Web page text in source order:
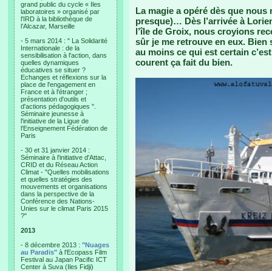
grand public du cycle « Iles
laboratoires » organisé par
l'IRD à la bibliothèque de
l’Alcazar, Marseille
- 5 mars 2014 : " La Solidarité
Internationale : de la
sensibilisation à l'action, dans
quelles dynamiques
éducatives se situer ?
Echanges et réflexions sur la
place de l'engagement en
France et à l'étranger ;
présentation d'outils et
d'actions pédagogiques ".
Séminaire jeunesse à
l'initiative de la Ligue de
l'Enseignement Fédération de
Paris
- 30 et 31 janvier 2014 :
Séminaire à l'initiative d'Attac,
CRID et du Réseau Action
Climat - "Quelles mobilisations
et quelles stratégies des
mouvements et organisations
dans la perspective de la
Conférence des Nations-
Unies sur le climat Paris 2015
?"
2013
- 8 décembre 2013 : "Nuages
au Paradis" à l'Ecopass Film
Festival au Japan Pacific ICT
Center à Suva (Iles Fidji)
La magie a opéré dès que
presque)… Dès l’arrivée à
l’île de Groix, nous croyions
sûr je me retrouve en eux. Bien
au moins ce qui est certain
courent ça fait du bien.